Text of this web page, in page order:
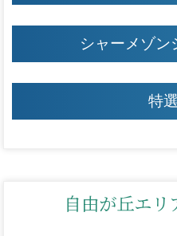
シャーメゾン
特
自由が丘エリ